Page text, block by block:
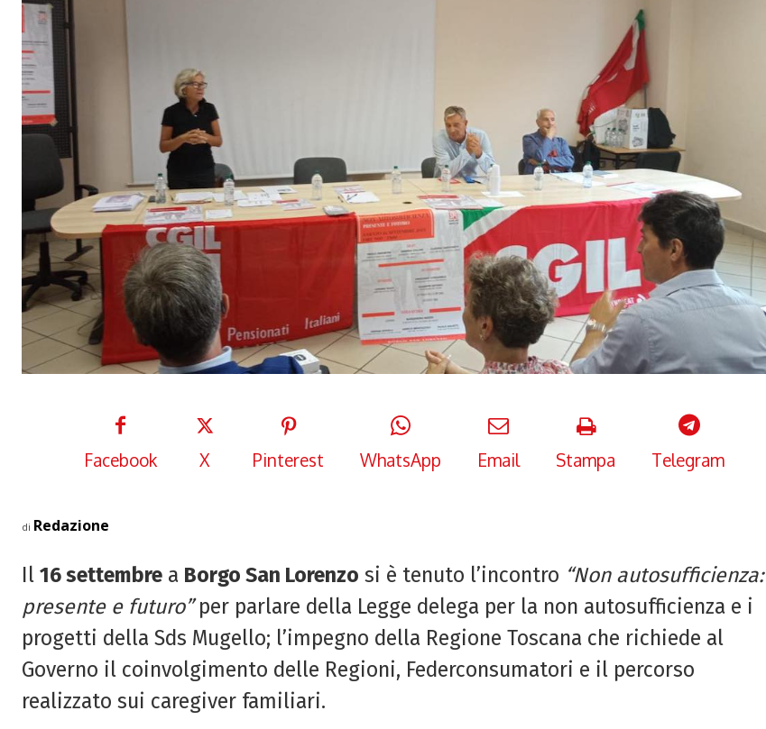
Facebook X Pinterest WhatsApp Email Stampa Telegram
di Redazione
Il 16 settembre a Borgo San Lorenzo si è tenuto l’incontro “Non autosufficienza:
presente e futuro”per parlare della Legge delega per la non autosufficienza e i
progetti della Sds Mugello; l’impegno della Regione Toscana che richiede al
Governo il coinvolgimento delle Regioni, Federconsumatori e il percorso
realizzato sui caregiver familiari.